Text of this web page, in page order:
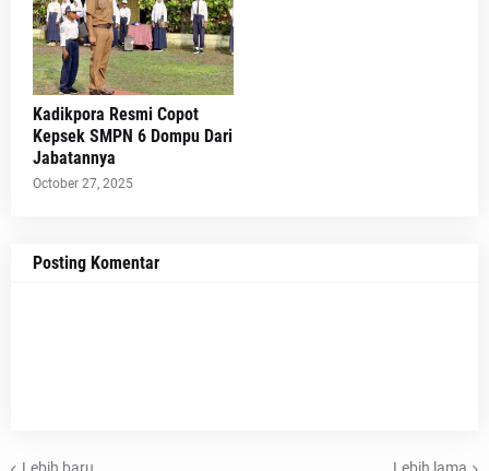
Kadikpora Resmi Copot
Kepsek SMPN 6 Dompu Dari
Jabatannya
October 27, 2025
Posting Komentar